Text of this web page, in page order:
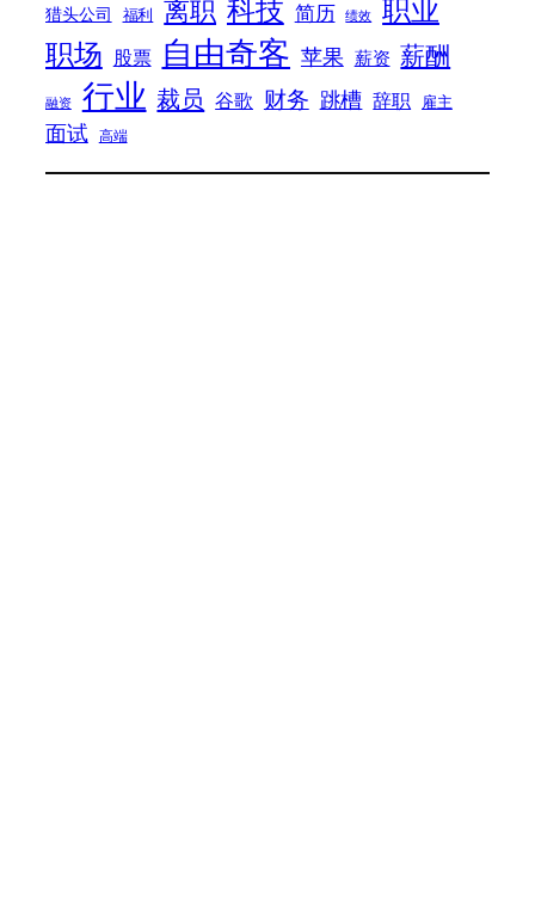
猎头公司 福利 离职 科技 简历 绩效 职业
职场 股票 自由奇客 苹果 薪资 薪酬
融资 行业 裁员 谷歌 财务 跳槽 辞职 雇主
面试 高端